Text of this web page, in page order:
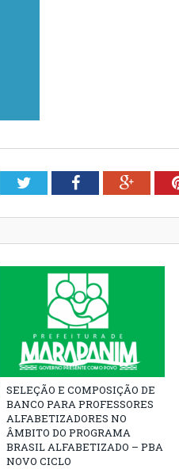
TwitterFacebook
SELEÇÃO E COMPOSIÇÃO DE
BANCO PARA PROFESSORES
ALFABETIZADORES NO
ÂMBITO DO PROGRAMA
BRASIL ALFABETIZADO – PBA
NOVO CICLO